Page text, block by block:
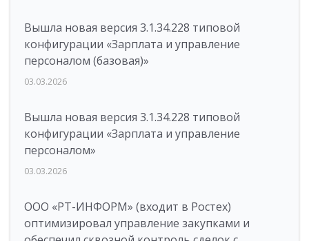
Вышла новая версия 3.1.34.228 типовой
конфигурации «Зарплата и управление
персоналом (базовая)»
03.03.2026
Вышла новая версия 3.1.34.228 типовой
конфигурации «Зарплата и управление
персоналом»
03.03.2026
ООО «РТ-ИНФОРМ» (входит в Ростех)
оптимизировал управление закупками и